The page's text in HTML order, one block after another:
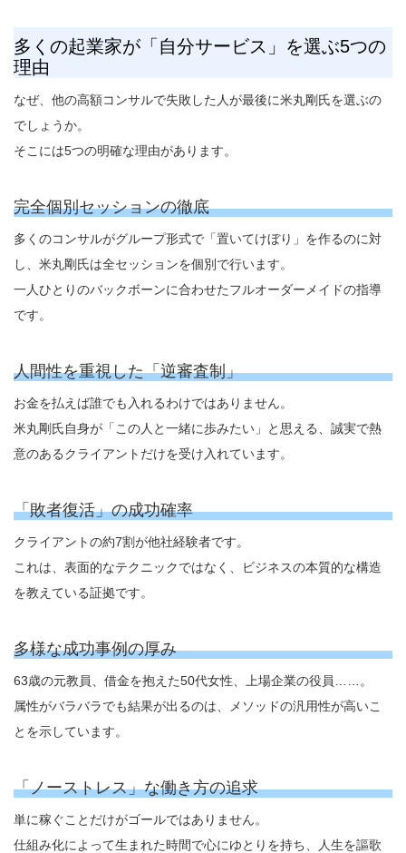
多くの起業家が「自分サービス」を選ぶ5つの
理由
なぜ、他の高額コンサルで失敗した人が最後に米丸剛氏を選ぶの
でしょうか。
そこには5つの明確な理由があります。
完全個別セッションの徹底
多くのコンサルがグループ形式で「置いてけぼり」を作るのに対
し、米丸剛氏は全セッションを個別で行います。
一人ひとりのバックボーンに合わせたフルオーダーメイドの指導
です。
人間性を重視した「逆審査制」
お金を払えば誰でも入れるわけではありません。
米丸剛氏自身が「この人と一緒に歩みたい」と思える、誠実で熱
意のあるクライアントだけを受け入れています。
「敗者復活」の成功確率
クライアントの約7割が他社経験者です。
これは、表面的なテクニックではなく、ビジネスの本質的な構造
を教えている証拠です。
多様な成功事例の厚み
63歳の元教員、借金を抱えた50代女性、上場企業の役員……。
属性がバラバラでも結果が出るのは、メソッドの汎用性が高いこ
とを示しています。
「ノーストレス」な働き方の追求
単に稼ぐことだけがゴールではありません。
仕組み化によって生まれた時間で心にゆとりを持ち、人生を謳歌